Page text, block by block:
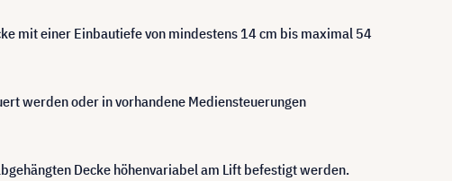
mit einer Einbautiefe von mindestens 14 cm bis maximal 54
werden oder in vorhandene Mediensteuerungen
Decke höhenvariabel am Lift befestigt werden.